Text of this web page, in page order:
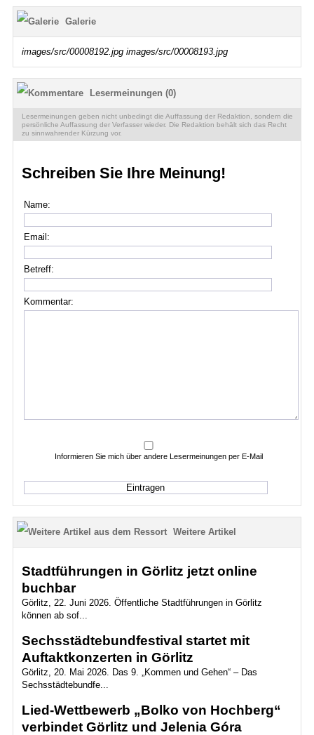
Galerie
images/src/00008192.jpg images/src/00008193.jpg
Lesermeinungen (0)
Lesermeinungen geben nicht unbedingt die Auffassung der Redaktion, sondern die
persönliche Auffassung der Verfasser wieder. Die Redaktion behält sich das Recht
zu sinnwahrender Kürzung vor.
Schreiben Sie Ihre Meinung!
Name:
Email:
Betreff:
Kommentar:
Informieren Sie mich über andere Lesermeinungen per E-Mail
Weitere Artikel
Stadtführungen in Görlitz jetzt online
buchbar
Görlitz, 22. Juni 2026. Öffentliche Stadtführungen in Görlitz
können ab sof...
Sechsstädtebundfestival startet mit
Auftaktkonzerten in Görlitz
Görlitz, 20. Mai 2026. Das 9. „Kommen und Gehen“ – Das
Sechsstädtebundfe...
Lied-Wettbewerb „Bolko von Hochberg“
verbindet Görlitz und Jelenia Góra